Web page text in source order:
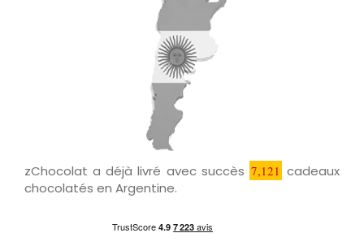
zChocolat a déjà livré avec succès 7,121 cadeaux
chocolatés en Argentine.